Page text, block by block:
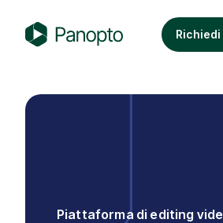
n
o
Piattaforma di editing